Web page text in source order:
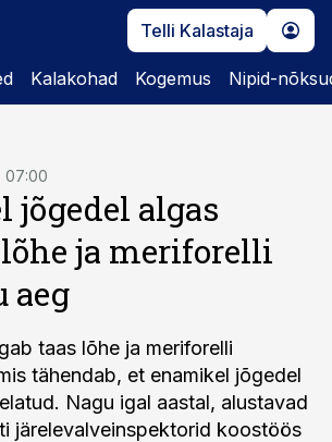
Telli Kalastaja
Kalakohad Kogemus Nipid-
07:00
jõgedel algas
ja meriforelli
aeg
taas lõhe ja meriforelli
tähendab, et enamikel jõgedel
Nagu igal aastal, alustavad
järelevalveinspektorid koostöös